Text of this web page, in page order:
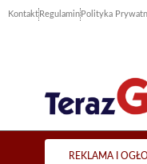
Kontakt Regulamin Polityka
REKLAMA I